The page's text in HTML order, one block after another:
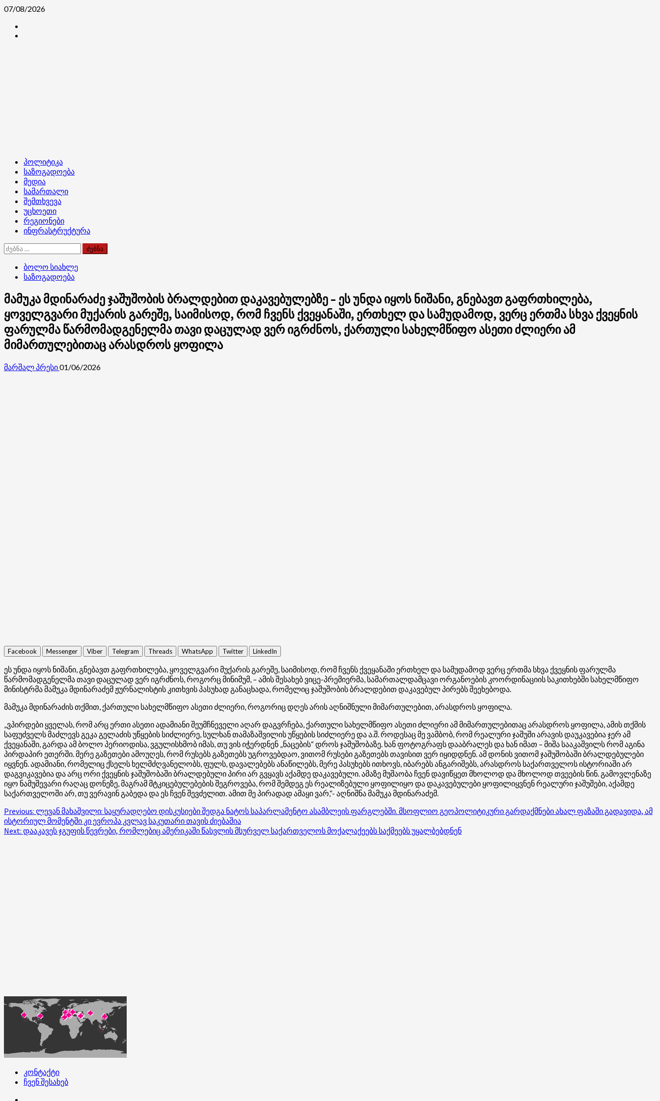
Skip
content
07/08/2026
Primary
Menu
პოლიტიკა
საზოგადოება
მედია
სამართალი
შემთხვევა
უცხოეთი
რეგიონები
ინფრასტრუქტურა
ძებნა:
ბოლო სიახლე
საზოგადოება
მამუკა მდინარაძე ჯაშუშობის ბრალდებით დაკავებულებზე – ეს უნდა იყოს ნიშანი, გნებავთ გაფრთხილება,
ყოველგვარი მუქარის გარეშე, საიმისოდ, რომ ჩვენს ქვეყანაში, ერთხელ და სამუდამოდ, ვერც ერთმა სხვა ქვეყნის
ფარულმა წარმომადგენელმა თავი დაცულად ვერ იგრძნოს, ქართული სახელმწიფო ასეთი ძლიერი ამ
მიმართულებითაც არასდროს ყოფილა
მარშალ პრესი01/06/2026
Facebook Messenger Viber Telegram Threads WhatsApp Twitter LinkedIn
ეს უნდა იყოს ნიშანი, გნებავთ გაფრთხილება, ყოველგვარი მუქარის გარეშე, საიმისოდ, რომ ჩვენს ქვეყანაში ერთხელ და სამუდამოდ ვერც ერთმა სხვა ქვეყნის ფარულმა
წარმომადგენელმა თავი დაცულად ვერ იგრძნოს, როგორც მინიმუმ, – ამის შესახებ ვიცე-პრემიერმა, სამართალდამცავი ორგანოების კოორდინაციის საკითხებში სახელმწიფო
მინისტრმა მამუკა მდინარაძემ ჟურნალისტის კითხვის პასუხად განაცხადა, რომელიც ჯაშუშობის ბრალდებით დაკავებულ პირებს შეეხებოდა.
მამუკა მდინარაძის თქმით, ქართული სახელმწიფო ასეთი ძლიერი, როგორიც დღეს არის აღნიშნული მიმართულებით, არასდროს ყოფილა.
„ვპირდები ყველას, რომ არც ერთი ასეთი ადამიანი შეუმჩნეველი აღარ დაგვრჩება, ქართული სახელმწიფო ასეთი ძლიერი ამ მიმართულებითაც არასდროს ყოფილა, ამის თქმის
საფუძველს მაძლევს გეკა გელაძის უწყების სიძლიერე, სულხან თამაზაშვილის უწყების სიძლიერე და ა.შ. როდესაც მე ვამბობ, რომ რეალური ჯაშუში არავის დაუკავებია ჯერ ამ
ქვეყანაში, გარდა ამ ბოლო პერიოდისა, ვგულისხმობ იმას, თუ ვის იჭერდნენ „ნაცების“ დროს ჯაშუშობაზე. ხან ფოტოგრაფს დააბრალეს და ხან იმათ – მიშა სააკაშვილს რომ აგინა
პირდაპირ ეთერში. მერე გაზეთები ამოუღეს, რომ რუსებს გაზეთებს უგროვებდაო, ვითომ რუსები გაზეთებს თავისით ვერ იყიდდნენ. ამ დონის ვითომ ჯაშუშობაში ბრალდებულები
იყვნენ. ადამიანი, რომელიც ქსელს ხელმძღვანელობს, ფულს, დავალებებს ანაწილებს, მერე პასუხებს ითხოვს, იბარებს ანგარიშებს, არასდროს საქართველოს ისტორიაში არ
დაგვიკავებია და არც ორი ქვეყნის ჯაშუშობაში ბრალდებული პირი არ გვყავს აქამდე დაკავებული. ამაზე მუშაობა ჩვენ დავიწყეთ მხოლოდ და მხოლოდ თვეების წინ. გამოვლენაზე
იყო ნამუშევარი რაღაც დონეზე, მაგრამ მტკიცებულებების შეგროვება, რომ შემდეგ ეს რეალიზებული ყოფილიყო და დაკავებულები ყოფილიყვნენ რეალური ჯაშუშები, აქამდე
საქართველოში არ, თუ ვერავინ გაბედა და ეს ჩვენ შევძელით. ამით მე პირადად ამაყი ვარ,“- აღნიშნა მამუკა მდინარაძემ.
Post
navigation
Previous: ლევან მახაშვილი: საყურადღებო დისკუსიები შედგა ნატოს საპარლამენტო ასამბლეის ფარგლებში. მსოფლიო გეოპოლიტიკური გარდაქმნები ახალ ფაზაში გადავიდა, ამ
ისტორიულ მომენტში კი ევროპა კვლავ საკუთარი თავის ძიებაშია
Next: დააკავეს ჯგუფის წევრები, რომლებიც ამერიკაში წასვლის მსურველ საქართველოს მოქალაქეებს საქმეებს უყალბებდნენ
კონტაქტი
ჩვენ შესახებ